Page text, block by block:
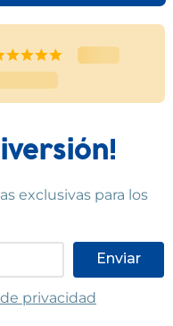
exclusivas para los
Enviar
privacidad